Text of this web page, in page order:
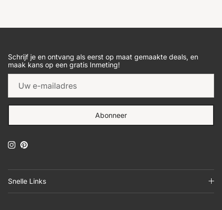
Schrijf je en ontvang als eerst op maat gemaakte deals, en
maak kans op een gratis Inmeting!
Abonneer
Instagram
Pinterest
Snelle Links